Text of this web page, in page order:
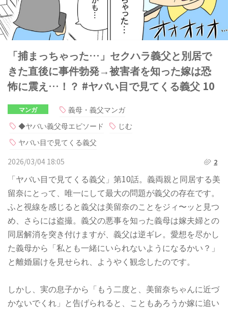
「捕まっちゃった…」セクハラ義父と別居で
きた直後に事件勃発→被害者を知った嫁は恐
怖に震え…！？ #ヤバい目で見てくる義父 10
マンガ
義母・義父マンガ
◆ヤバい義父母エピソード
じむ
ヤバい目で見てくる義父
2026/03/04 18:05
2
「ヤバい目で見てくる義父」第10話。義両親と同居する美
留奈にとって、唯一にして最大の問題が義父の存在です。
ふと視線を感じると義父は美留奈のことをジィ〜ッと見つ
め、さらには盗撮。義父の悪事を知った義母は嫁夫婦との
同居解消を突き付けますが、義父は逆ギレ。愛想を尽かし
た義母から「私とも一緒にいられないようになるかい？」
と離婚届けを見せられ、ようやく観念したのです。
しかし、実の息子から「もう二度と、美留奈ちゃんに近づ
かないでくれ」と告げられると、こともあろうか嫁に追い